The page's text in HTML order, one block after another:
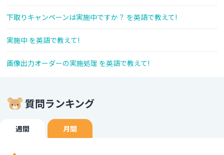
下取りキャンペーンは実施中ですか？ を英語で教えて!
実施中 を英語で教えて!
画像出力オーダーの実施処理 を英語で教えて!
質問ランキング
週間 月間